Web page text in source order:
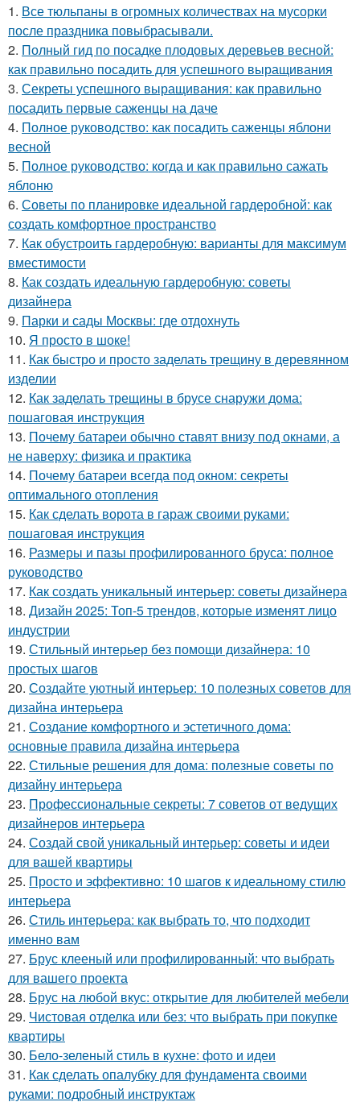
1. Все тюльпаны в огромных количествах на мусорки
после праздника повыбрасывали.
2. Полный гид по посадке плодовых деревьев весной:
как правильно посадить для успешного выращивания
3. Секреты успешного выращивания: как правильно
посадить первые саженцы на даче
4. Полное руководство: как посадить саженцы яблони
весной
5. Полное руководство: когда и как правильно сажать
яблоню
6. Советы по планировке идеальной гардеробной: как
создать комфортное пространство
7. Как обустроить гардеробную: варианты для максимум
вместимости
8. Как создать идеальную гардеробную: советы
дизайнера
9. Парки и сады Москвы: где отдохнуть
10. Я просто в шоке!
11. Как быстро и просто заделать трещину в деревянном
изделии
12. Как заделать трещины в брусе снаружи дома:
пошаговая инструкция
13. Почему батареи обычно ставят внизу под окнами, а
не наверху: физика и практика
14. Почему батареи всегда под окном: секреты
оптимального отопления
15. Как сделать ворота в гараж своими руками:
пошаговая инструкция
16. Размеры и пазы профилированного бруса: полное
руководство
17. Как создать уникальный интерьер: советы дизайнера
18. Дизайн 2025: Топ-5 трендов, которые изменят лицо
индустрии
19. Стильный интерьер без помощи дизайнера: 10
простых шагов
20. Создайте уютный интерьер: 10 полезных советов для
дизайна интерьера
21. Создание комфортного и эстетичного дома:
основные правила дизайна интерьера
22. Стильные решения для дома: полезные советы по
дизайну интерьера
23. Профессиональные секреты: 7 советов от ведущих
дизайнеров интерьера
24. Создай свой уникальный интерьер: советы и идеи
для вашей квартиры
25. Просто и эффективно: 10 шагов к идеальному стилю
интерьера
26. Стиль интерьера: как выбрать то, что подходит
именно вам
27. Брус клееный или профилированный: что выбрать
для вашего проекта
28. Брус на любой вкус: открытие для любителей мебели
29. Чистовая отделка или без: что выбрать при покупке
квартиры
30. Бело-зеленый стиль в кухне: фото и идеи
31. Как сделать опалубку для фундамента своими
руками: подробный инструктаж